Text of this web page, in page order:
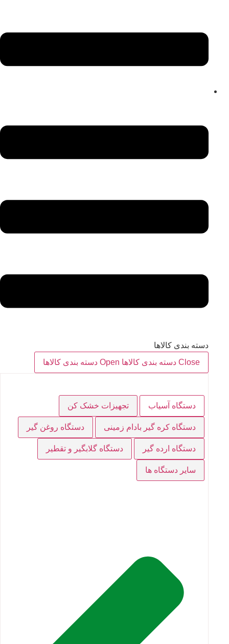
دسته بندی کالاها
Close دسته بندی کالاها
Open دسته بندی کالاها
دستگاه آسیاب تجهیزات خشک کن
دستگاه کره گیر بادام زمینی دستگاه روغن گیر
دستگاه ارده گیر دستگاه گلابگیر و تقطیر
سایر دستگاه ها